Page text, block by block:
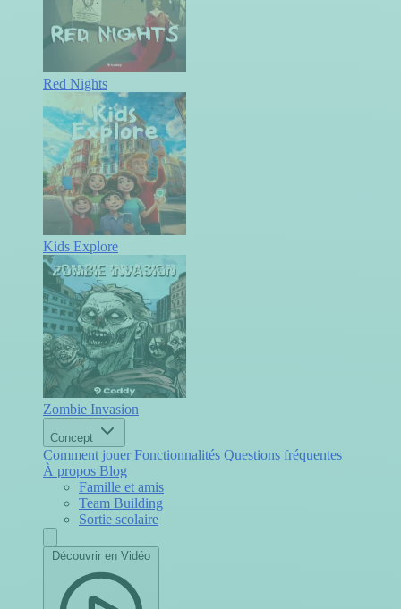
Red Nights
Kids Explore
Zombie Invasion
Concept
Comment jouer Fonctionnalités Questions fréquentes
À propos Blog
Famille et amis
Team Building
Sortie scolaire
Découvrir en Vidéo